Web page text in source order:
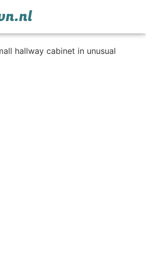
hallway cabinet in unusual